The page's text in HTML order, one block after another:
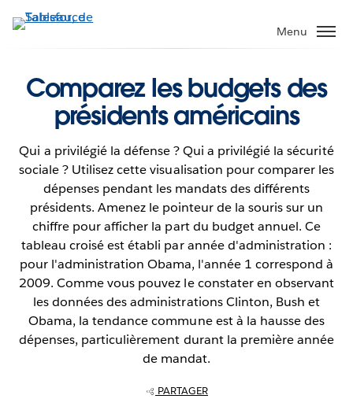
Aller
au
Menu
Comparez les budgets des
présidents américains
Qui a privilégié la défense ? Qui a privilégié la sécurité
sociale ? Utilisez cette visualisation pour comparer les
dépenses pendant les mandats des différents
présidents. Amenez le pointeur de la souris sur un
chiffre pour afficher la part du budget annuel. Ce
tableau croisé est établi par année d'administration :
pour l'administration Obama, l'année 1 correspond à
2009. Comme vous pouvez le constater en observant
les données des administrations Clinton, Bush et
Obama, la tendance commune est à la hausse des
dépenses, particulièrement durant la première année
de mandat.
PARTAGER